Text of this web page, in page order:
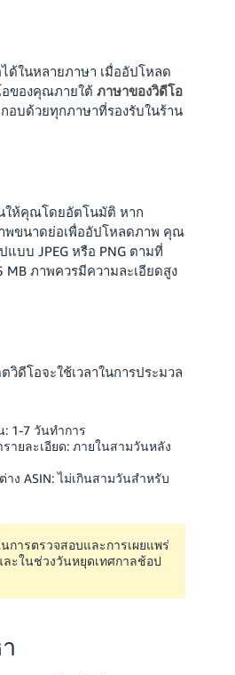
ด้ในหลายภาษา เมื่ออัปโหลด
อของคุณภายใต้ ภาษาของวิดีโอ
อบด้วยทุกภาษาที่รองรับในร้าน
ให้คุณโดยอัตโนมัติ หาก
พขนาดย่อเพื่ออัปโหลดภาพ คุณ
บบ JPEG หรือ PNG ตามที่
ภาพควรมีความละเอียดสูง
วิดีโอจะใช้เวลาในการประมวล
: 1-7 วันทำการ
รายละเอียด: ภายในสามวันหลัง
าง ASIN: ไม่เกินสามวันสำหรับ
การตรวจสอบและการเผยแพร่
ะในช่วงวันหยุดเทศกาลช้อป